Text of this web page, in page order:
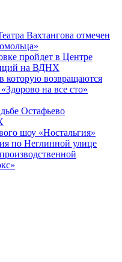
Вахтангова отмечен
пройдет в Центре
на ВДНХ
которую возвращаются
на все сто»
Остафьево
шоу «Ностальгия»
по Неглинной улице